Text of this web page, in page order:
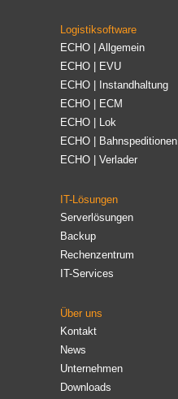
Logistiksoftware
ECHO | Allgemein
ECHO | EVU
ECHO | Instandhaltung
ECHO | ECM
ECHO | Lok
ECHO | Bahnspeditionen
ECHO | Verlader
IT-Lösungen
Serverlösungen
Backup
Rechenzentrum
IT-Services
Über uns
Kontakt
News
Unternehmen
Downloads